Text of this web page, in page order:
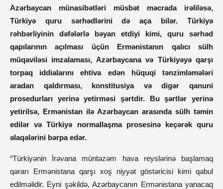
Azərbaycan münasibətləri müsbət məcrada irəliləsə,
Türkiyə quru sərhədlərini də aça bilər. Türkiyə
rəhbərliyinin dəfələrlə bəyan etdiyi kimi, quru sərhəd
qapılarının açılması üçün Ermənistanın qalıcı sülh
müqaviləsi imzalaması, Azərbaycana və Türkiyəyə qarşı
torpaq iddialarını ehtiva edən hüquqi tənzimləmələri
aradan qaldırması, konstitusiya və digər qanuni
prosedurları yerinə yetirməsi şərtdir. Bu şərtlər yerinə
yetirilsə, Ermənistan ilə Azərbaycan arasında sülh təmin
edilər və Türkiyə normallaşma prosesinə keçərək quru
əlaqələrini bərpa edər.
“Türkiyənin İrəvana müntəzəm hava reyslərinə başlamaq
qərarı Ermənistana qarşı xoş niyyət göstəricisi kimi qəbul
edilməlidir. Eyni şəkildə, Azərbaycanın Ermənistana yanacaq